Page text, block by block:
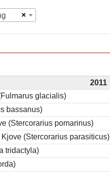
×
2011
glacialis)
bassanus)
(Stercorarius pomarinus)
(Stercorarius parasiticus)
tridactyla)